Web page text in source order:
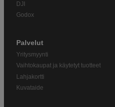
DJI
Godox
Palvelut
Yritysmyynti
Vaihtokaupat ja käytetyt tuotteet
Lahjakortti
Kuvataide